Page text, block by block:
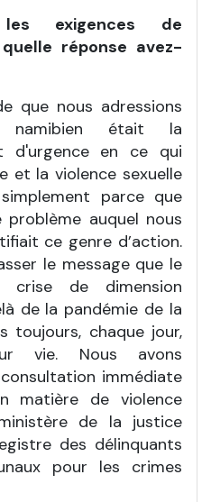
exigences de
réponse avez-
que nous adressions
namibien était la
d'urgence en ce qui
et la violence sexuelle
parce que
auquel nous
ce genre d’action.
le message que le
crise de dimension
de la pandémie de la
toujours, chaque jour,
vie. Nous avons
immédiate
matière de violence
de la justice
des délinquants
pour les crimes